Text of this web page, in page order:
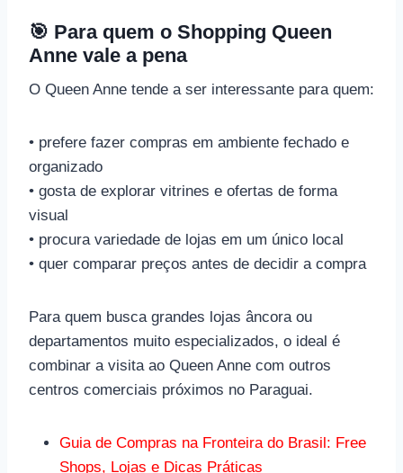
🎯 Para quem o Shopping Queen
Anne vale a pena
O Queen Anne tende a ser interessante para quem:
• prefere fazer compras em ambiente fechado e
organizado
• gosta de explorar vitrines e ofertas de forma
visual
• procura variedade de lojas em um único local
• quer comparar preços antes de decidir a compra
Para quem busca grandes lojas âncora ou
departamentos muito especializados, o ideal é
combinar a visita ao Queen Anne com outros
centros comerciais próximos no Paraguai.
Guia de Compras na Fronteira do Brasil: Free
Shops, Lojas e Dicas Práticas